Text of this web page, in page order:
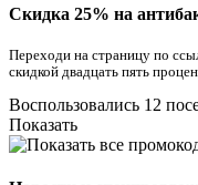
Скидка 25% на
Переходи на страницу по
скидкой двадцать пять
Воспользовались 12
Показать